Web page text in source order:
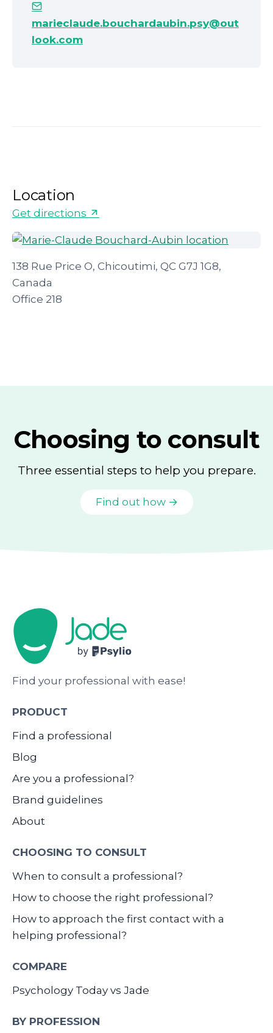
marieclaude.bouchardaubin.psy@out
look.com
Location
Get directions
138 Rue Price O, Chicoutimi, QC G7J 1G8,
Canada
Office 218
Choosing to consult
Three essential steps to help you prepare.
Find out how →
Find your professional with ease!
PRODUCT
Find a professional
Blog
Are you a professional?
Brand guidelines
About
CHOOSING TO CONSULT
When to consult a professional?
How to choose the right professional?
How to approach the first contact with a
helping professional?
COMPARE
Psychology Today vs Jade
BY PROFESSION